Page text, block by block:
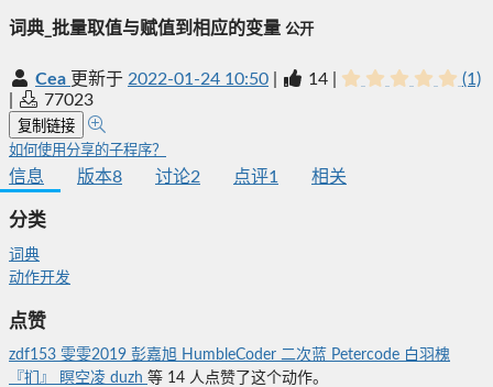
词典_批量取值与赋值到相应的变量 公开
Cea 更新于 2022-01-24 10:50 14
(1)
77023
复制链接
如何使用分享的子程序？
信息 版本8 讨论2 点评1 相关
分类
词典
动作开发
点赞
zdf153 雯雯2019 彭嘉旭 HumbleCoder 二次蓝 Petercode 白羽槐
『扪』
瞑空凌 duzh 等 14 人点赞了这个动作。